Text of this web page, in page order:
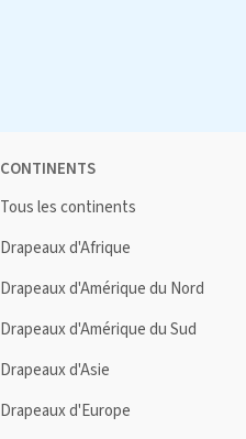
CONTINENTS
Tous les continents
Drapeaux d'Afrique
Drapeaux d'Amérique du Nord
Drapeaux d'Amérique du Sud
Drapeaux d'Asie
Drapeaux d'Europe